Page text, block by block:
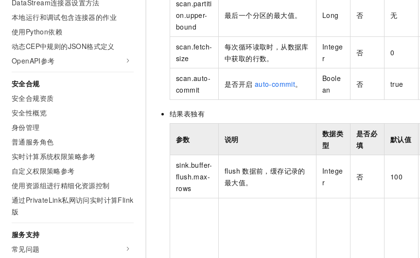
DataStream连接器设置方法
本地运行和调试包含连接器的作业
使用Python依赖
动态CEP中规则的JSON格式定义
OpenAPI参考
安全合规
安全合规资质
安全性概览
身份管理
普通服务角色
实时计算系统权限策略参考
自定义权限策略参考
使用资源组进行精细化资源控制
通过PrivateLink私网访问实时计算Flink
版
服务支持
常见问题
scan.partiti
on.upper-
bound
最后一个分区的最大值。 Long 否 无
scan.fetch-
size
每次循环读取时，从数据库
中获取的行数。
Intege
r
否 0
scan.auto-
commit
是否开启 auto-commit。
Boole
an
否 true
结果表独有
参数 说明
数据类
型
是否必
填
默认值
sink.buffer-
flush.max-
rows
flush 数据前，缓存记录的
最大值。
Intege
r
否 100